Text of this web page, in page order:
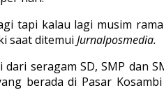
tapi kalau lagi musim
saat ditemui Jurnalposmedia.
dari seragam SD, SMP dan
berada di Pasar